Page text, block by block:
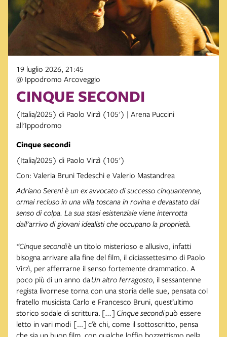
19 luglio 2026, 21:45
@ Ippodromo Arcoveggio
CINQUE SECONDI
(Italia/2025) di Paolo Virzì (105') | Arena Puccini
all'Ippodromo
Cinque secondi
(Italia/2025) di Paolo Virzì (105')
Con: Valeria Bruni Tedeschi e Valerio Mastandrea
Adriano Sereni è un ex avvocato di successo cinquantenne,
ormai recluso in una villa toscana in rovina e devastato dal
senso di colpa. La sua stasi esistenziale viene interrotta
dall'arrivo di giovani idealisti che occupano la proprietà.
“Cinque secondiè un titolo misterioso e allusivo, infatti
bisogna arrivare alla fine del film, il diciassettesimo di Paolo
Virzì, per afferrarne il senso fortemente drammatico. A
poco più di un anno daUn altro ferragosto, il sessantenne
regista livornese torna con una storia delle sue, pensata col
fratello musicista Carlo e Francesco Bruni, quest’ultimo
storico sodale di scrittura. [...] Cinque secondipuò essere
letto in vari modi [...] c’è chi, come il sottoscritto, pensa